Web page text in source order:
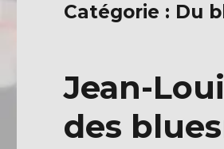
Catégorie : Du
Jean-
des